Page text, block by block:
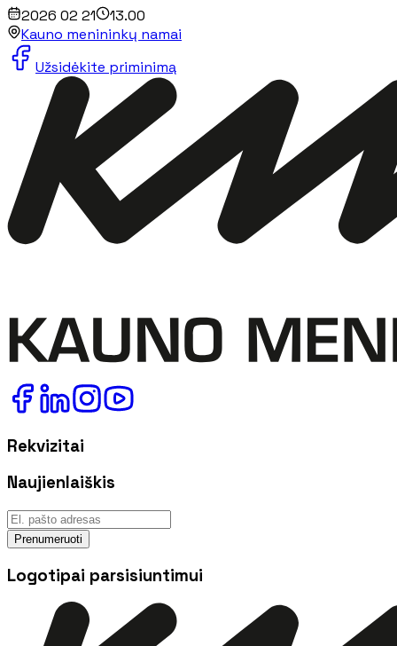
2026 02 21
13.00
Kauno menininkų namai
Užsidėkite priminimą
Rekvizitai
Naujienlaiškis
Prenumeruoti
Logotipai parsisiuntimui